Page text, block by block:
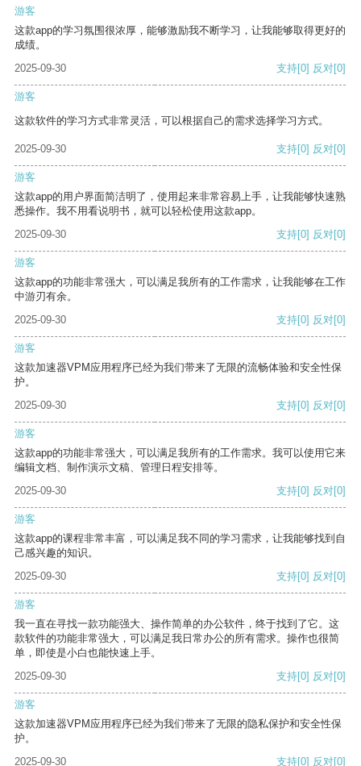
游客
这款app的学习氛围很浓厚，能够激励我不断学习，让我能够取得更好的
成绩。
2025-09-30
支持[0] 反对[0]
游客
这款软件的学习方式非常灵活，可以根据自己的需求选择学习方式。
2025-09-30 支持[0] 反对[0]
游客
这款app的用户界面简洁明了，使用起来非常容易上手，让我能够快速熟
悉操作。我不用看说明书，就可以轻松使用这款app。
2025-09-30
支持[0] 反对[0]
游客
这款app的功能非常强大，可以满足我所有的工作需求，让我能够在工作
中游刃有余。
2025-09-30
支持[0] 反对[0]
游客
这款加速器VPM应用程序已经为我们带来了无限的流畅体验和安全性保
护。
2025-09-30
支持[0] 反对[0]
游客
这款app的功能非常强大，可以满足我所有的工作需求。我可以使用它来
编辑文档、制作演示文稿、管理日程安排等。
2025-09-30
支持[0] 反对[0]
游客
这款app的课程非常丰富，可以满足我不同的学习需求，让我能够找到自
己感兴趣的知识。
2025-09-30
支持[0] 反对[0]
游客
我一直在寻找一款功能强大、操作简单的办公软件，终于找到了它。这
款软件的功能非常强大，可以满足我日常办公的所有需求。操作也很简
单，即使是小白也能快速上手。
2025-09-30
支持[0] 反对[0]
游客
这款加速器VPM应用程序已经为我们带来了无限的隐私保护和安全性保
护。
2025-09-30
支持[0] 反对[0]